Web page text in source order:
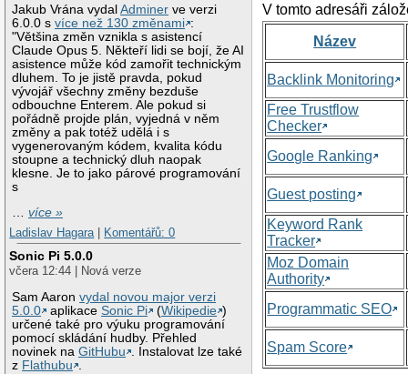
Jakub Vrána vydalAdminer ve verzi
6.0.0 svíce než 130 změnami :
"Většina změn vznikla s asistencí
Claude Opus 5. Někteří lidi se bojí, že AI
asistence může kód zamořit technickým
dluhem. To je jistě pravda, pokud
vývojář všechny změny bezduše
odbouchne Enterem. Ale pokud si
pořádně projde plán, vyjedná v něm
změny a pak totéž udělá i s
vygenerovaným kódem, kvalita kódu
stoupne a technický dluh naopak
klesne. Je to jako párové programování
s
…více »
Ladislav Hagara
Komentářů: 0
Sonic Pi 5.0.0
včera 12:44 | Nová verze
Sam Aaronvydal novou major verzi
5.0.0
aplikaceSonic Pi (Wikipedie )
určené také pro výuku programování
pomocí skládání hudby. Přehled
novinek naGitHubu . Instalovat lze také
z Flathubu .
V tomto adresáři
Název
Backlink Monitoring
Free Trustflow
Checker
Google Ranking
Guest posting
Keyword Rank
Tracker
Moz Domain
Authority
Programmatic SEO
Spam Score